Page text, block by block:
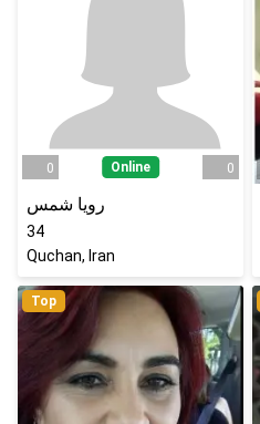
0 Online 0
رویا شمس
34
Quchan, Iran
Top